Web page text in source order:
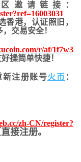
邀请链接：
香港，认证照旧，
交易安全！
r/af/1f7w3
操简单快捷！
新注册账号火币 ：
zh-CN/register?
接注册。